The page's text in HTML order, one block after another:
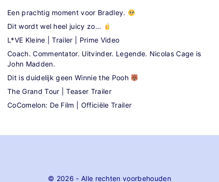
Een prachtig moment voor Bradley.
Dit wordt wel heel juicy zo…
L*VE Kleine | Trailer | Prime Video
Coach. Commentator. Uitvinder. Legende. Nicolas Cage is
John Madden.
Dit is duidelijk geen Winnie the Pooh
The Grand Tour | Teaser Trailer
CoComelon: De Film | Officiële Trailer
© 2026 - Alle rechten voorbehouden